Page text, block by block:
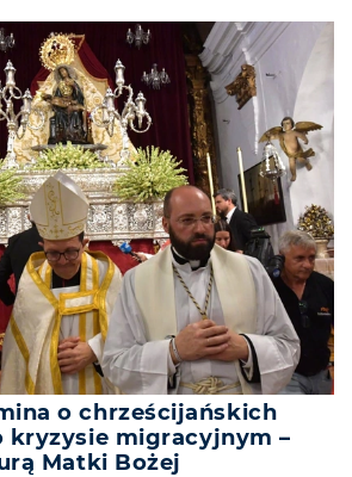
o chrześcijańskich
kryzysie migracyjnym –
Matki Bożej